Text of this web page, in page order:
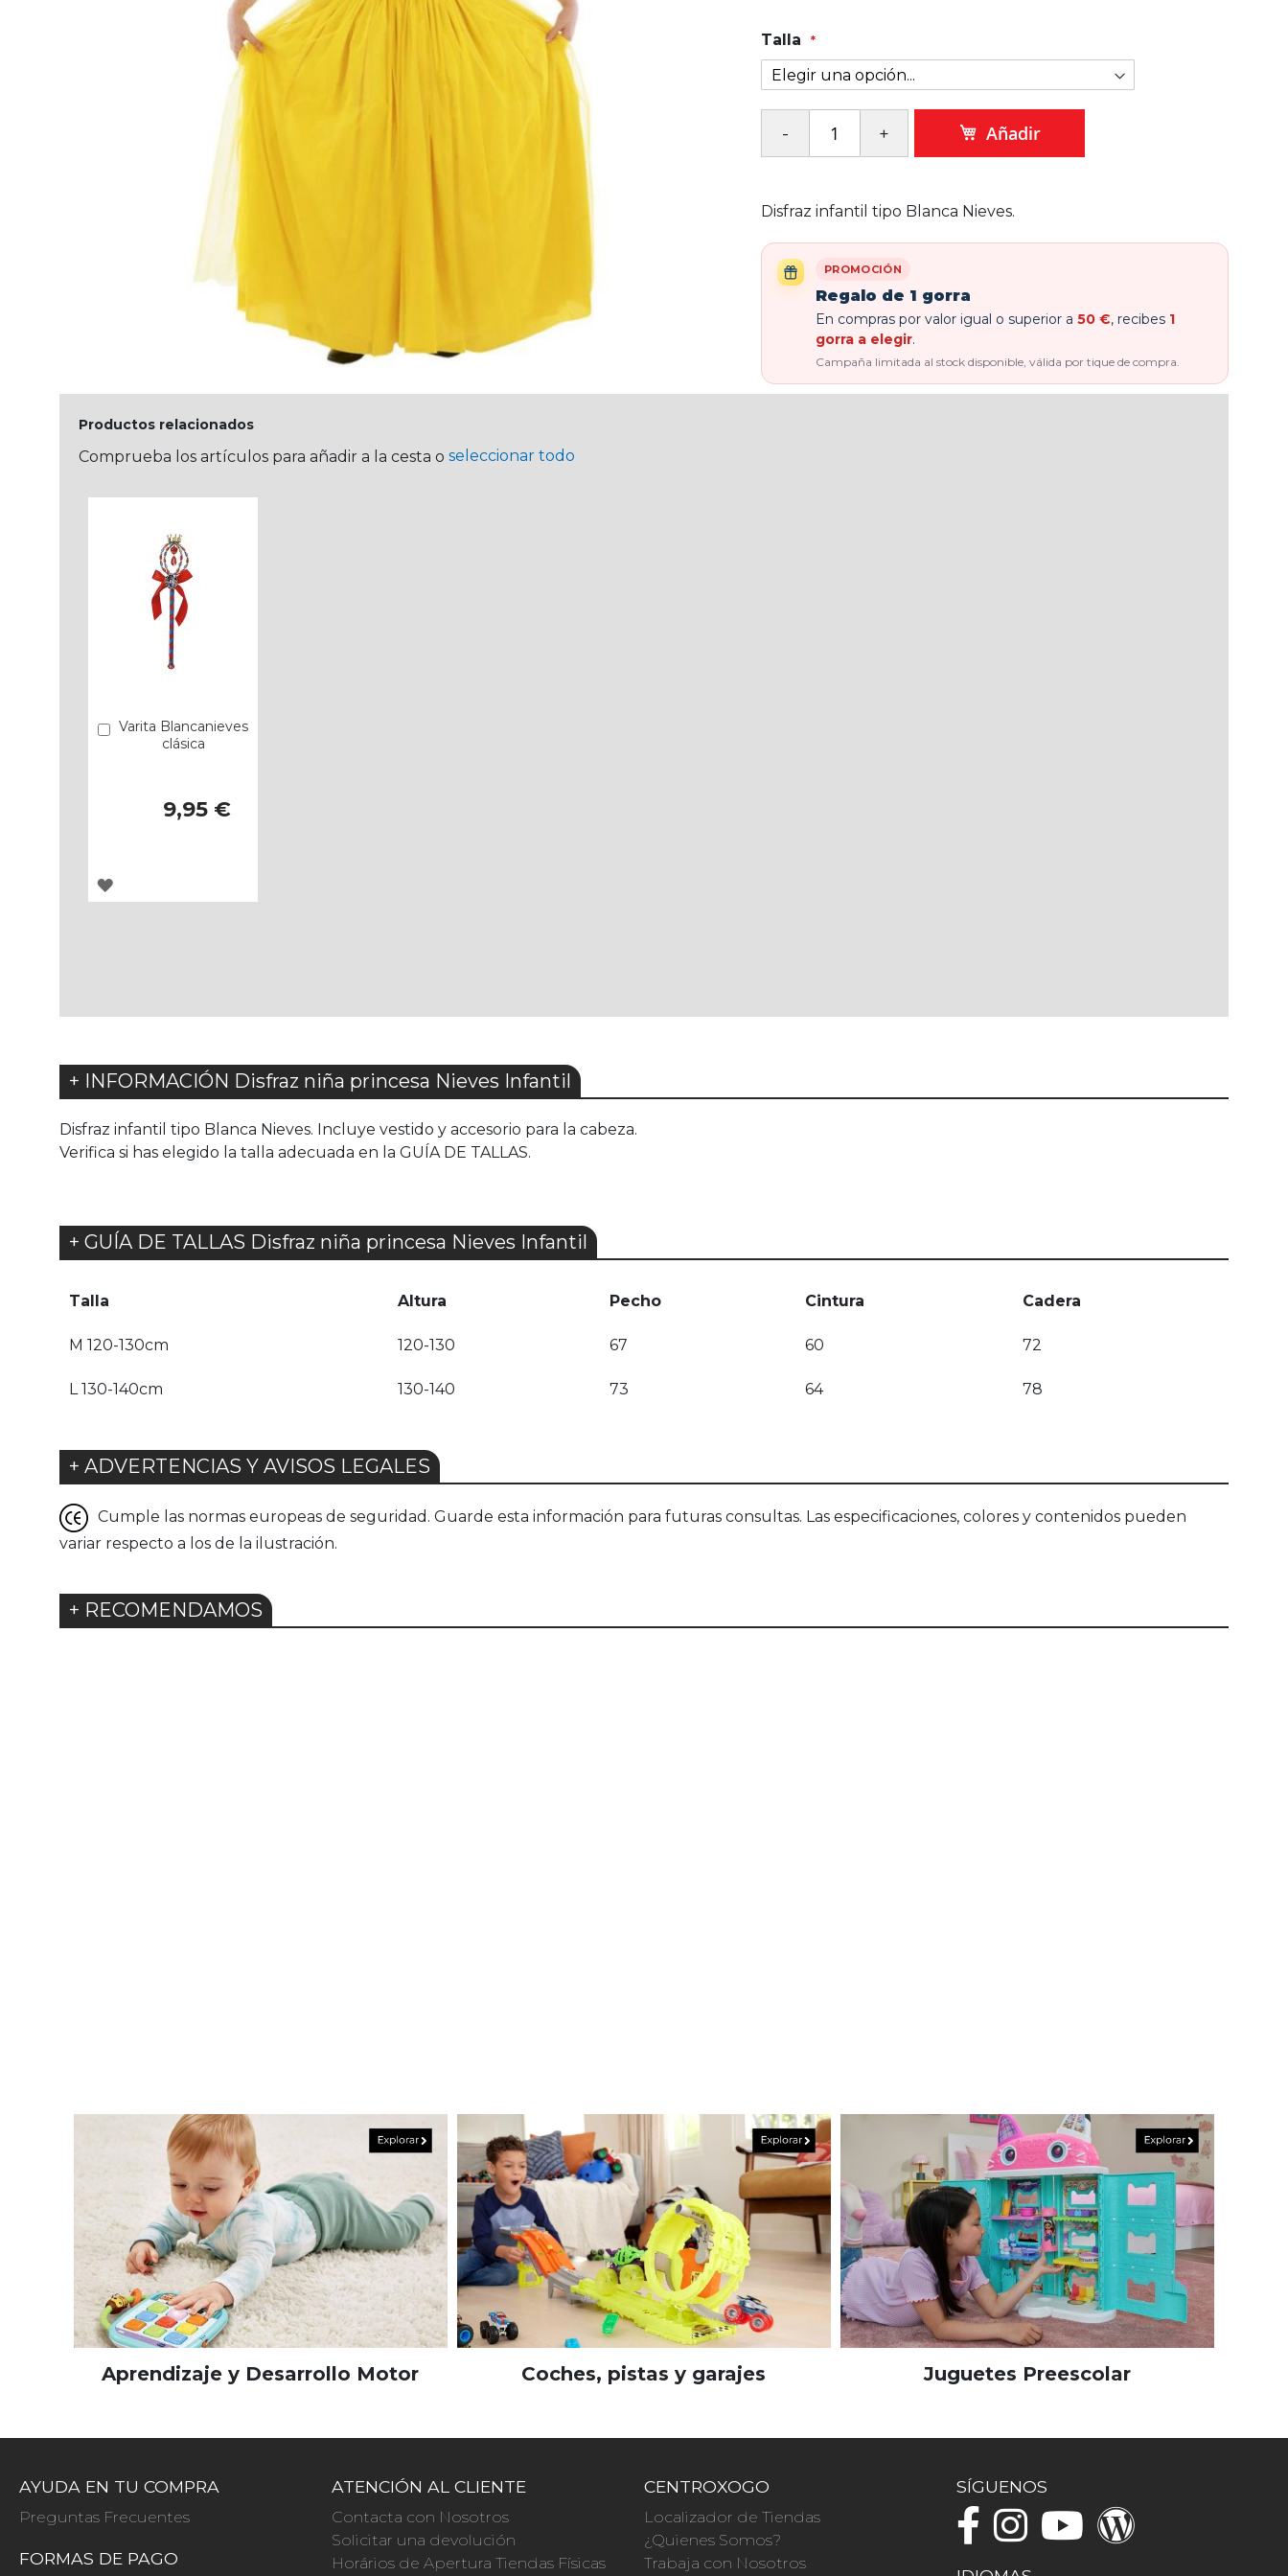
Talla
Añadir
Disfraz infantil tipo Blanca Nieves.
PROMOCIÓN
Regalo de 1 gorra
En compras por valor igual o superior a 50 €, recibes 1
gorra a elegir.
Campaña limitada al stock disponible, válida por tique de compra.
Productos relacionados
Comprueba los artículos para añadir a la cesta o seleccionar todo
Varita Blancanieves
clásica
9,95 €
Añadir
AGREGAR
+ INFORMACIÓN Disfraz niña princesa Nieves Infantil
Disfraz infantil tipo Blanca Nieves. Incluye vestido y accesorio para la cabeza.
Verifica si has elegido la talla adecuada en la GUÍA DE TALLAS.
+ GUÍA DE TALLAS Disfraz niña princesa Nieves Infantil
Talla Altura Pecho Cintura Cadera
M 120-130cm 120-130 67 60 72
L 130-140cm 130-140 73 64 78
+ ADVERTENCIAS Y AVISOS LEGALES
Cumple las normas europeas de seguridad. Guarde esta información para futuras consultas. Las especificaciones, colores y contenidos pueden
variar respecto a los de la ilustración.
+ RECOMENDAMOS
Aprendizaje y Desarrollo Motor Coches, pistas y garajes Juguetes Preescolar
AYUDA EN TU COMPRA
Preguntas Frecuentes
FORMAS DE PAGO
ATENCIÓN AL CLIENTE
Contacta con Nosotros
Solicitar una devolución
Horários de Apertura Tiendas Físicas
CENTROXOGO
Localizador de Tiendas
¿Quienes Somos?
Trabaja con Nosotros
SÍGUENOS